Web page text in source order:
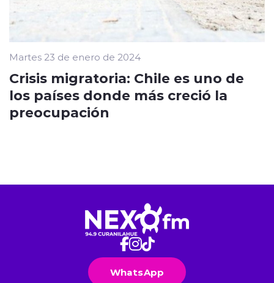
Martes 23 de enero de 2024
Crisis migratoria: Chile es uno de
los países donde más creció la
preocupación
WhatsApp